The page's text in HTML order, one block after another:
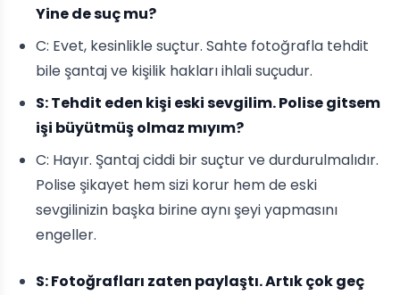
Yine de suç mu?
C: Evet, kesinlikle suçtur. Sahte fotoğrafla tehdit
bile şantaj ve kişilik hakları ihlali suçudur.
S: Tehdit eden kişi eski sevgilim. Polise gitsem
işi büyütmüş olmaz mıyım?
C: Hayır. Şantaj ciddi bir suçtur ve durdurulmalıdır.
Polise şikayet hem sizi korur hem de eski
sevgilinizin başka birine aynı şeyi yapmasını
engeller.
S: Fotoğrafları zaten paylaştı. Artık çok geç